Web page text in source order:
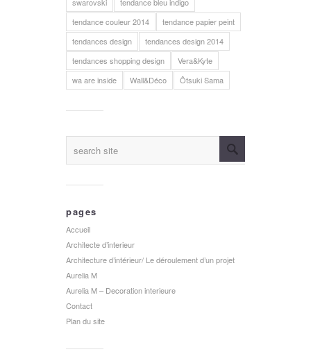
tendance couleur 2014
tendance papier peint
tendances design
tendances design 2014
tendances shopping design
Vera&Kyte
wa are inside
Wall&Déco Ôtsuki Sama
pages
Accueil
Architecte d’interieur
Architecture d’intérieur/ Le déroulement d’un projet
Aurelia M
Aurelia M – Decoration interieure
Contact
Plan du site